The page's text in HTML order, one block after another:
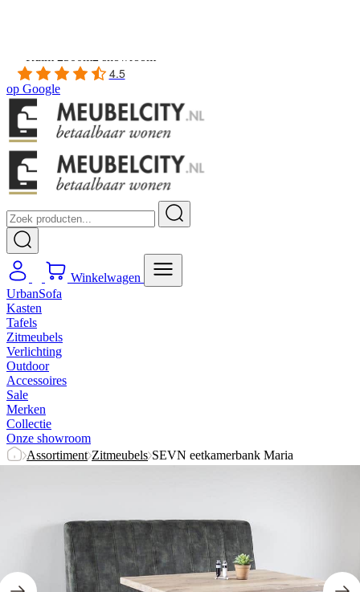
4.5
op Google
Winkelwagen
UrbanSofa
Kasten
Tafels
Zitmeubels
Verlichting
Outdoor
Accessoires
Sale
Merken
Collectie
Onze showroom
Assortiment Zitmeubels SEVN eetkamerbank Maria